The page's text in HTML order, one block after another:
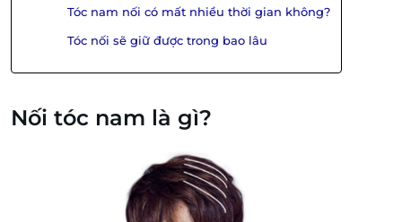
Tóc nam nối có mất nhiều thời gian không?
Tóc nối sẽ giữ được trong bao lâu
Nối tóc nam là gì?